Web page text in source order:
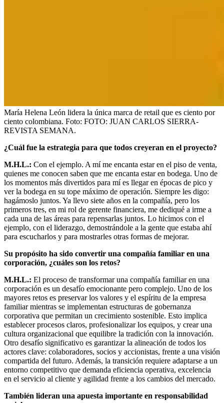
María Helena León lidera la única marca de retail que es ciento por
ciento colombiana. Foto: FOTO: JUAN CARLOS SIERRA-
REVISTA SEMANA.
¿Cuál fue la estrategia para que todos creyeran en el proyecto?
M.H.L.: Con el ejemplo. A mí me encanta estar en el piso de venta,
quienes me conocen saben que me encanta estar en bodega. Uno de
los momentos más divertidos para mí es llegar en épocas de pico y
ver la bodega en su tope máximo de operación. Siempre les digo:
hagámoslo juntos. Ya llevo siete años en la compañía, pero los
primeros tres, en mi rol de gerente financiera, me dediqué a irme a
cada una de las áreas para repensarlas juntos. Lo hicimos con el
ejemplo, con el liderazgo, demostrándole a la gente que estaba ahí
para escucharlos y para mostrarles otras formas de mejorar.
Su propósito ha sido convertir una compañía familiar en una
corporación, ¿cuáles son los retos?
M.H.L.: El proceso de transformar una compañía familiar en una
corporación es un desafío emocionante pero complejo. Uno de los
mayores retos es preservar los valores y el espíritu de la empresa
familiar mientras se implementan estructuras de gobernanza
corporativa que permitan un crecimiento sostenible. Esto implica
establecer procesos claros, profesionalizar los equipos, y crear una
cultura organizacional que equilibre la tradición con la innovación.
Otro desafío significativo es garantizar la alineación de todos los
actores clave: colaboradores, socios y accionistas, frente a una visión
compartida del futuro. Además, la transición requiere adaptarse a un
entorno competitivo que demanda eficiencia operativa, excelencia
en el servicio al cliente y agilidad frente a los cambios del mercado.
También lideran una apuesta importante en responsabilidad